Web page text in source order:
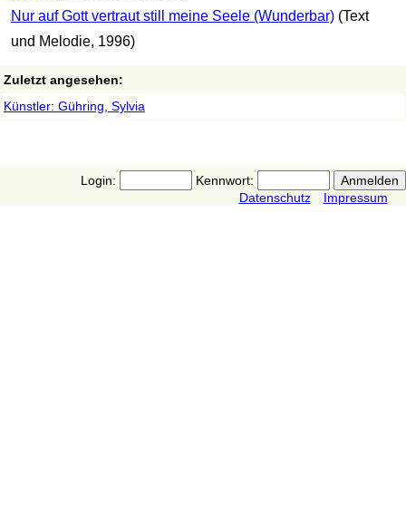
Nur auf Gott vertraut still meine Seele (Wunderbar) (Text
und Melodie, 1996)
Zuletzt angesehen:
Künstler: Gühring, Sylvia
Login:
Kennwort:
Datenschutz
Impressum